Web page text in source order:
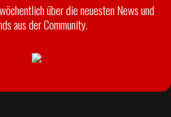
über die neuesten News und
aus der Community.